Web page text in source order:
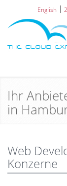
English
Ihr
in
Web
Konzerne